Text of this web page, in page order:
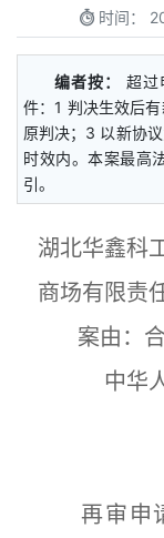
时间：
编者按：
超过
件：1 判决生效后
原判决；3 以新协
时效内。本案最高
引。
湖北华鑫科
商场有限责
案由 ：
中华
再审申请